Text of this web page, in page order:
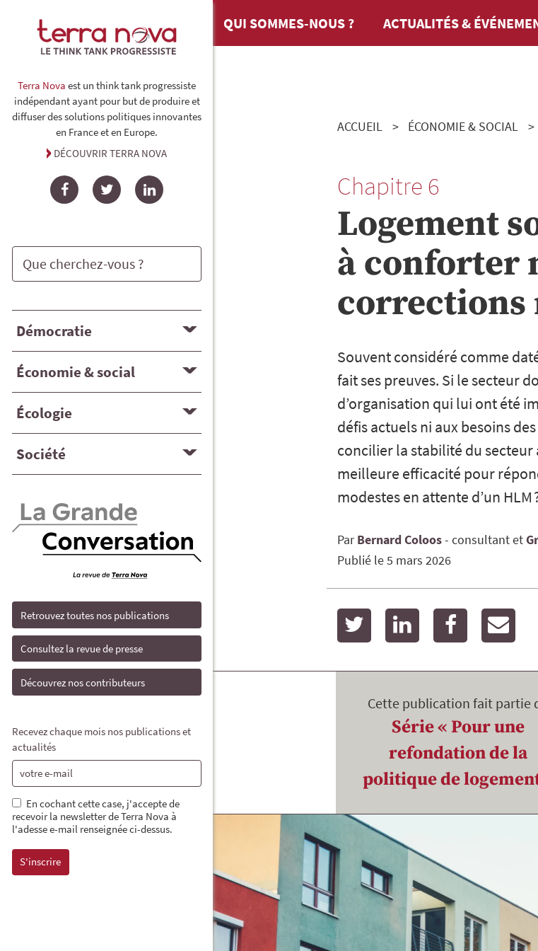
Terra Nova est un think tank progressiste
indépendant ayant pour but de produire et
diffuser des solutions politiques innovantes
en France et en Europe.
DÉCOUVRIR TERRA NOVA
FacebookTwitterLinkedIn
Démocratie
Économie & social
Écologie
Société
Retrouvez toutes nos publications
Consultez la revue de presse
Découvrez nos contributeurs
Recevez chaque mois nos publications et
actualités
En cochant cette case, j'accepte de
recevoir la newsletter de Terra Nova à
l'adesse e-mail renseignée ci-dessus.
QUI SOMMES-NOUS ? ACTUALITÉS &
ACCUEIL ÉCONOMIE & SOCIAL
Chapitre 6
Logement
à conforter
corrections
Souvent considéré comme
fait ses preuves. Si le secteur
d’organisation qui lui ont été
défis actuels ni aux besoins
concilier la stabilité du secteur
meilleure efficacité pour
modestes en attente d’un HLM
Par BernardColoos consultant
Publié le5 mars 2026
twitter linkedin facebook
Cette publication fait partie
Série « Pour une
refondation de la
politique de